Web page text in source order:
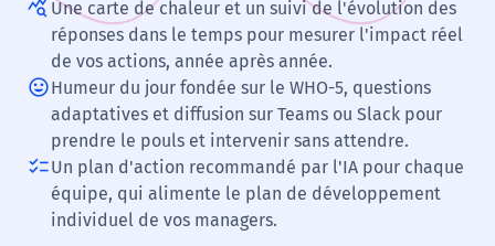
query_statsUne carte de chaleur et un suivi de l'évolution des
réponses dans le temps pour mesurer l'impact réel
de vos actions, année après année.
moodHumeur du jour fondée sur le WHO-5, questions
adaptatives et diffusion sur Teams ou Slack pour
prendre le pouls et intervenir sans attendre.
checklistUn plan d'action recommandé par l'IA pour chaque
équipe, qui alimente le plan de développement
individuel de vos managers.